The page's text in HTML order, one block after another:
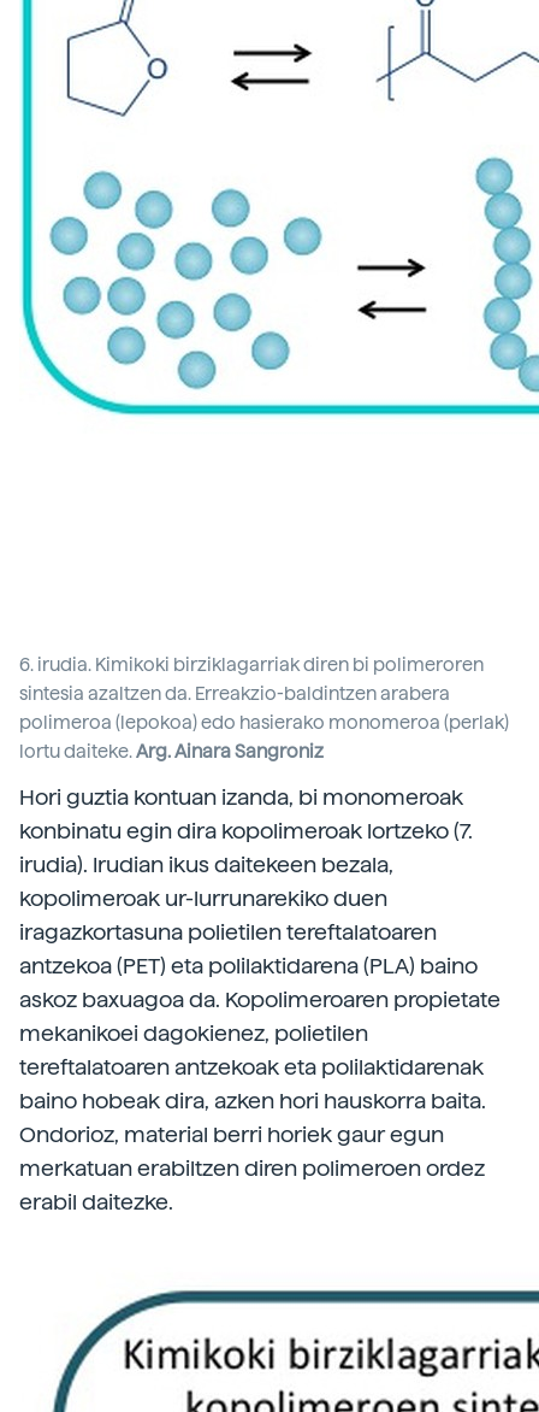
6. irudia. Kimikoki birziklagarriak diren bi polimeroren
sintesia azaltzen da. Erreakzio-baldintzen arabera
polimeroa (lepokoa) edo hasierako monomeroa (perlak)
lortu daiteke.Arg. Ainara Sangroniz
Hori guztia kontuan izanda, bi monomeroak
konbinatu egin dira kopolimeroak lortzeko (7.
irudia). Irudian ikus daitekeen bezala,
kopolimeroak ur-lurrunarekiko duen
iragazkortasuna polietilen tereftalatoaren
antzekoa (PET) eta polilaktidarena (PLA) baino
askoz baxuagoa da. Kopolimeroaren propietate
mekanikoei dagokienez, polietilen
tereftalatoaren antzekoak eta polilaktidarenak
baino hobeak dira, azken hori hauskorra baita.
Ondorioz, material berri horiek gaur egun
merkatuan erabiltzen diren polimeroen ordez
erabil daitezke.